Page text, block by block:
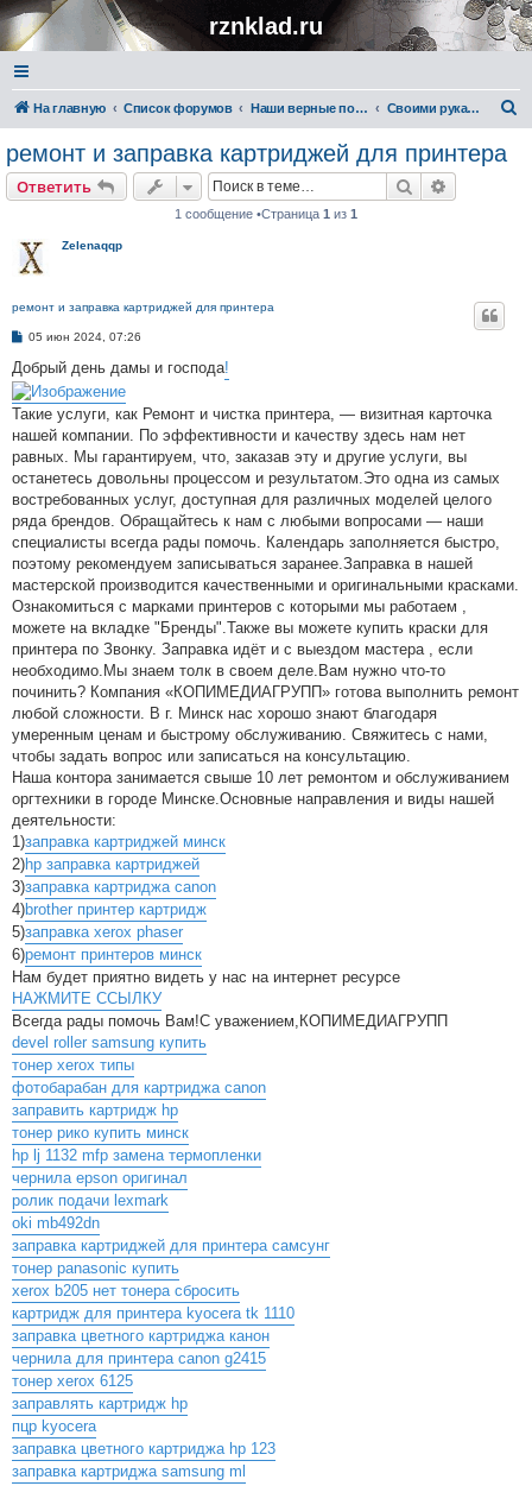
rznklad.ru
На главную Список форумов Наши верные помощники Своими руками
ремонт и заправка картриджей для принтера
Ответить Поиск
1 сообщение •Страница 1 из 1
Zelenaqqp
ремонт и заправка картриджей для принтера
С
о
щ
е
н
и
05 июн 2024, 07:26
Добрый день дамы и господа!
Такие услуги, как Ремонт и чистка принтера, — визитная карточка
нашей компании. По эффективности и качеству здесь нам нет
равных. Мы гарантируем, что, заказав эту и другие услуги, вы
останетесь довольны процессом и результатом.Это одна из самых
востребованных услуг, доступная для различных моделей целого
ряда брендов. Обращайтесь к нам с любыми вопросами — наши
специалисты всегда рады помочь. Календарь заполняется быстро,
поэтому рекомендуем записываться заранее.Заправка в нашей
мастерской производится качественными и оригинальными красками.
Ознакомиться с марками принтеров с которыми мы работаем ,
можете на вкладке "Бренды".Также вы можете купить краски для
принтера по Звонку. Заправка идёт и с выездом мастера , если
необходимо.Мы знаем толк в своем деле.Вам нужно что-то
починить? Компания «КОПИМЕДИАГРУПП» готова выполнить ремонт
любой сложности. В г. Минск нас хорошо знают благодаря
умеренным ценам и быстрому обслуживанию. Свяжитесь с нами,
чтобы задать вопрос или записаться на консультацию.
Наша контора занимается свыше 10 лет ремонтом и обслуживанием
оргтехники в городе Минске.Основные направления и виды нашей
деятельности:
1)заправка картриджей минск
2)hp заправка картриджей
3)заправка картриджа canon
4)brother принтер картридж
5)заправка xerox phaser
6)ремонт принтеров минск
Нам будет приятно видеть у нас на интернет ресурсе
НАЖМИТЕ ССЫЛКУ
Всегда рады помочь Вам!С уважением,КОПИМЕДИАГРУПП
devel roller samsung купить
тонер xerox типы
фотобарабан для картриджа canon
заправить картридж hp
тонер рико купить минск
hp lj 1132 mfp замена термопленки
чернила epson оригинал
ролик подачи lexmark
oki mb492dn
заправка картриджей для принтера самсунг
тонер panasonic купить
xerox b205 нет тонера сбросить
картридж для принтера kyocera tk 1110
заправка цветного картриджа канон
чернила для принтера canon g2415
тонер xerox 6125
заправлять картридж hp
пцр kyocera
заправка цветного картриджа hp 123
заправка картриджа samsung ml